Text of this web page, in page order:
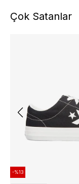
Çok Satanlar
-%13